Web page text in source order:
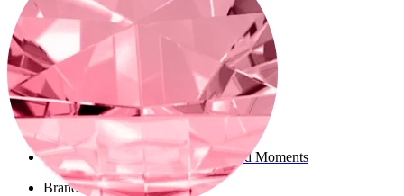
Compra titanio
Nuovi arrivi
Compra 4, paga 3
Compra Bodymod Moments
Brands